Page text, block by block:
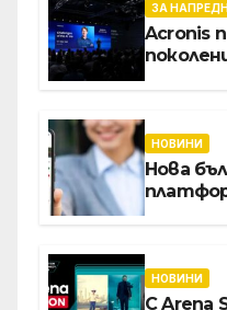
ЗА
Acronis
НОВИНИ
Нова
НОВИНИ
С Arena